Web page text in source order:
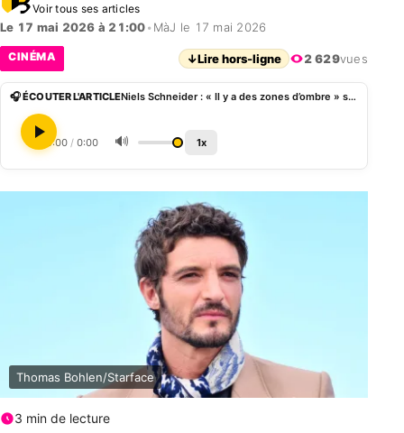
Voir tous ses articles
Le 17 mai 2026 à 21:00• MàJ le 17 mai 2026
CINÉMA ↓Lire hors-ligne 2 629vues
🎧 ÉCOUTER L'ARTICLE Niels Schneider : « Il y a des zones d’ombre » sur l’affaire Patrick Bruel
0:00 / 0:00 🔊 1x
Thomas Bohlen/Starface
3 min de lecture